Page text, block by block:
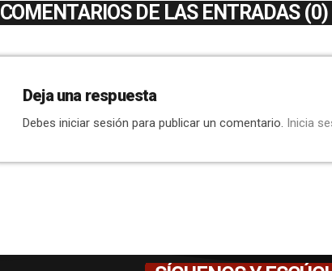
COMENTARIOS DE LAS ENTRADAS (0)
Deja una respuesta
Debes iniciar sesión para publicar un comentario. Inicia